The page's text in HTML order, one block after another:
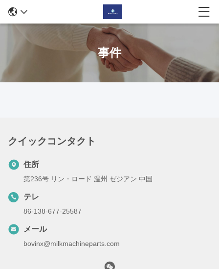
事件
クイックコンタクト
住所
第236号 リン・ロード 温州 ゼジアン 中国
テレ
86-138-677-25587
メール
bovinx@milkmachineparts.com